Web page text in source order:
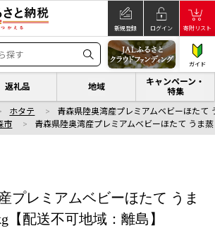
新規登録 ログイン 寄附リスト
ガイド
返礼品 地域
キャンペーン・
特集
ホタテ
青森県陸奥湾産プレミアムベビーほたて
市 青森県陸奥湾産プレミアムベビーほたて うま
プレミアムベビーほたて うま
【配送不可地域：離島】